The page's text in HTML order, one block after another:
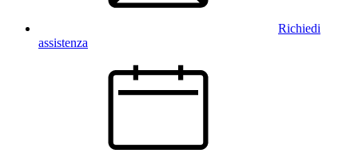
Richiedi
assistenza